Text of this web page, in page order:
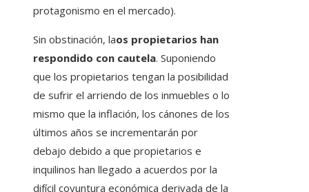
protagonismo en el mercado).
Sin obstinación, laos propietarios han
respondido con cautela. Suponiendo
que los propietarios tengan la posibilidad
de sufrir el arriendo de los inmuebles o lo
mismo que la inflación, los cánones de los
últimos años se incrementarán por
debajo debido a que propietarios e
inquilinos han llegado a acuerdos por la
difícil coyuntura económica derivada de la